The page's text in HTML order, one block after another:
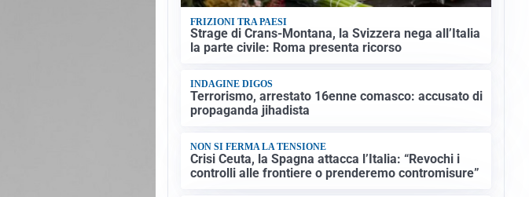
FRIZIONI TRA PAESI
Strage di Crans-Montana, la Svizzera nega all’Italia
la parte civile: Roma presenta ricorso
INDAGINE DIGOS
Terrorismo, arrestato 16enne comasco: accusato di
propaganda jihadista
NON SI FERMA LA TENSIONE
Crisi Ceuta, la Spagna attacca l’Italia: “Revochi i
controlli alle frontiere o prenderemo contromisure”